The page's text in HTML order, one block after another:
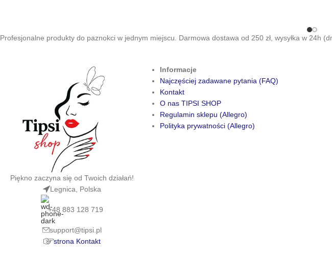
Profesjonalne produkty do paznokci w jednym miejscu. Darmowa dostawa od 250 zł, wysyłka w 24h
Piękno zaczyna się od Twoich działań!
Legnica, Polska
+48 883 128 719
support@tipsi.pl
strona Kontakt
Informacje
Najczęściej zadawane pytania (FAQ)
Kontakt
O nas TIPSI SHOP
Regulamin sklepu (Allegro)
Polityka prywatności (Allegro)